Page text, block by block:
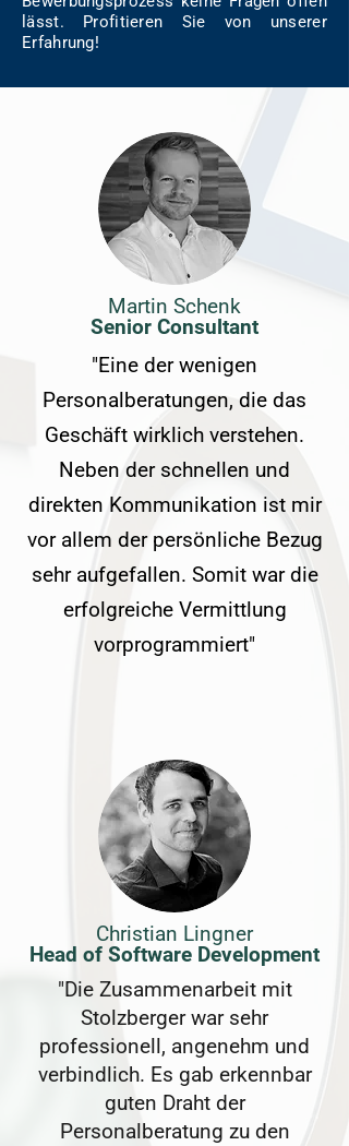
lässt. Profitieren Sie von unserer
Erfahrung!
Martin Schenk
Senior Consultant
"Eine der wenigen
Personalberatungen, die das
Geschäft wirklich verstehen.
Neben der schnellen und
direkten Kommunikation ist mir
vor allem der persönliche Bezug
sehr aufgefallen. Somit war die
erfolgreiche Vermittlung
vorprogrammiert"
Christian Lingner
Head of Software Development
"Die Zusammenarbeit mit
Stolzberger war sehr
professionell, angenehm und
verbindlich. Es gab erkennbar
guten Draht der
Personalberatung zu den